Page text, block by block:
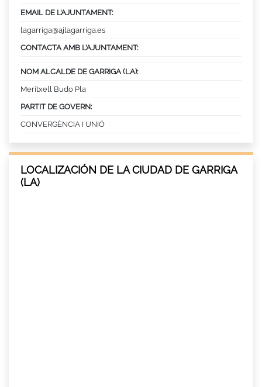
EMAIL DE L’AJUNTAMENT:
lagarriga@ajlagarriga.es
CONTACTA AMB L’AJUNTAMENT:
NOM ALCALDE DE GARRIGA (LA):
Meritxell Budo Pla
PARTIT DE GOVERN:
CONVERGÈNCIA I UNIÓ
LOCALIZACIÓN DE LA CIUDAD DE GARRIGA
(LA)